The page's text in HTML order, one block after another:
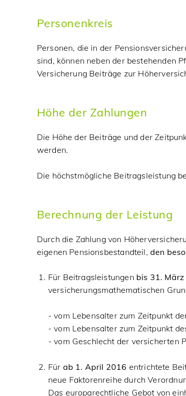
Personenkreis
Personen, die in der
sind, können neben der bestehenden
Versicherung Beiträge zur
Höhe der Zahlungen
Die Höhe der Beiträge und der
werden.
Die höchstmögliche Beitragsleistung
Berechnung der Leistung
Durch die Zahlung von
eigenen Pensionsbestandteil,den
Für Beitragsleistungen bis 31.
versicherungsmathematischen
- vom Lebensalter zum Zeitpunkt
- vom Lebensalter zum Zeitpunkt
- vom Geschlecht der versicherten
Für ab 1. April 2016 entrichtete
neue Faktorenreihe durch
Das europarechtliche Gebot von